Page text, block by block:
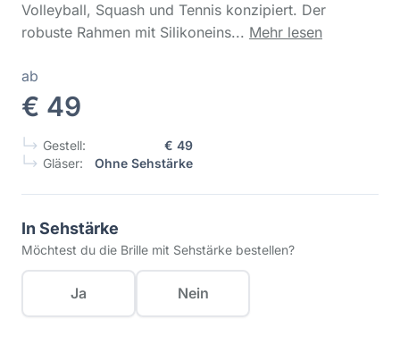
Volleyball, Squash und Tennis konzipiert. Der
robuste Rahmen mit Silikoneins... Mehr lesen
ab
€ 49
Gestell:
€ 49
Gläser:
Ohne Sehstärke
In Sehstärke
Möchtest du die Brille mit Sehstärke bestellen?
Ja Nein